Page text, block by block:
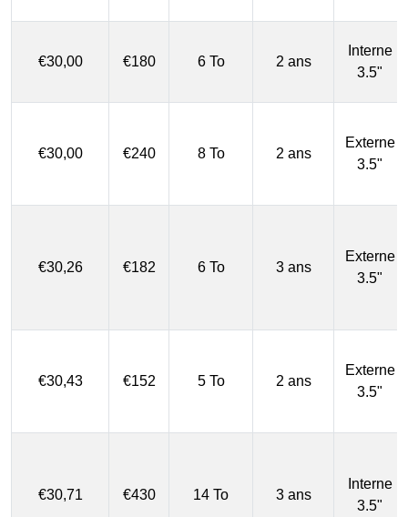
€30,00 €180 6 To 2 ans
Interne
3.5"
€30,00 €240 8 To 2 ans
Externe
3.5"
€30,26 €182 6 To 3 ans
Externe
3.5"
€30,43 €152 5 To 2 ans
Externe
3.5"
€30,71 €430 14 To 3 ans
Interne
3.5"